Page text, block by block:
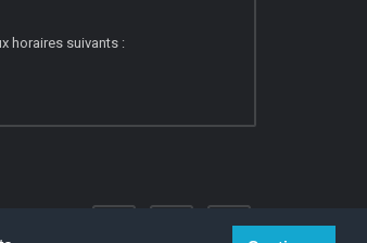
horaires suivants :